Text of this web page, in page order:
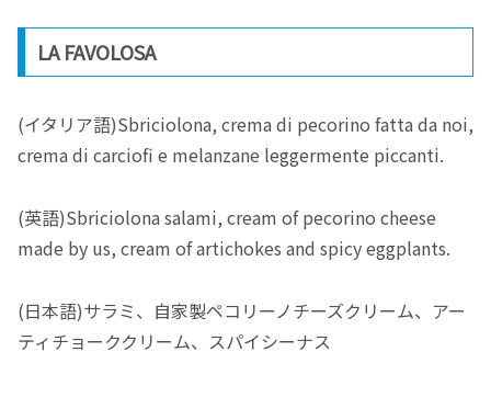
LA FAVOLOSA
(イタリア語)Sbriciolona, crema di pecorino fatta da noi,
crema di carciofi e melanzane leggermente piccanti.
(英語)Sbriciolona salami, cream of pecorino cheese
made by us, cream of artichokes and spicy eggplants.
(日本語)サラミ、自家製ペコリーノチーズクリーム、アー
ティチョーククリーム、スパイシーナス